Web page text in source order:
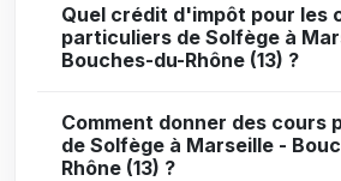
Quel crédit d'impôt pour les
particuliers de Solfège à
Bouches-du-Rhône (13) ?
Comment donner des cours
de Solfège à Marseille -
Rhône (13) ?